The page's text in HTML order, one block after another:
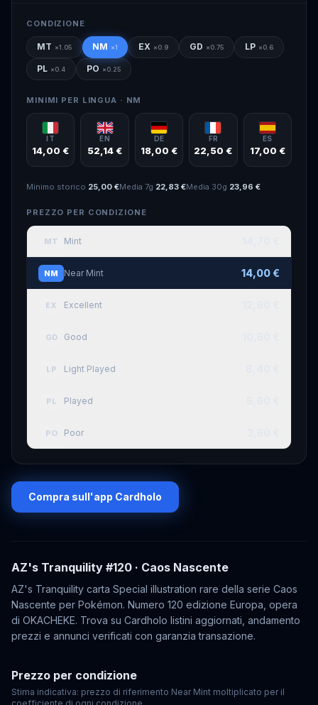
CONDIZIONE
MT ×1.05 NM ×1 EX ×0.9 GD ×0.75 LP ×0.6
PL ×0.4 PO ×0.25
MINIMI PER LINGUA · NM
IT
14,00 €
EN
52,14 €
DE
18,00 €
FR
22,50 €
ES
17,00 €
Minimo storico 25,00 €Media 7g 22,83 €Media 30g 23,96 €
PREZZO PER CONDIZIONE
MT Mint
NM Near Mint 14,00 €
EX Excellent
GD Good
LP Light Played
PL Played
PO Poor
Compra sull'app Cardholo
AZ's Tranquility #120 · Caos Nascente
AZ's Tranquility carta Special illustration rare della serie Caos
Nascente per Pokémon. Numero 120 edizione Europa, opera
di OKACHEKE. Trova su Cardholo listini aggiornati, andamento
prezzi e annunci verificati con garanzia transazione.
Prezzo per condizione
Stima indicativa: prezzo di riferimento Near Mint moltiplicato per il